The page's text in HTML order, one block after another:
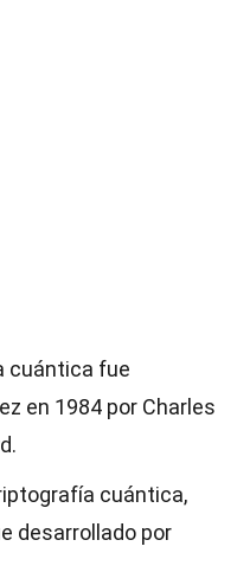
cuántica fue
en 1984 por Charles
cuántica,
desarrollado por